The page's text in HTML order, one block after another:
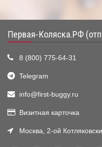
Первая-Коляска.РФ
8 (800) 775-64-31
Telegram
info@first-buggy.ru
Визитная карточка
Москва, 2-ой